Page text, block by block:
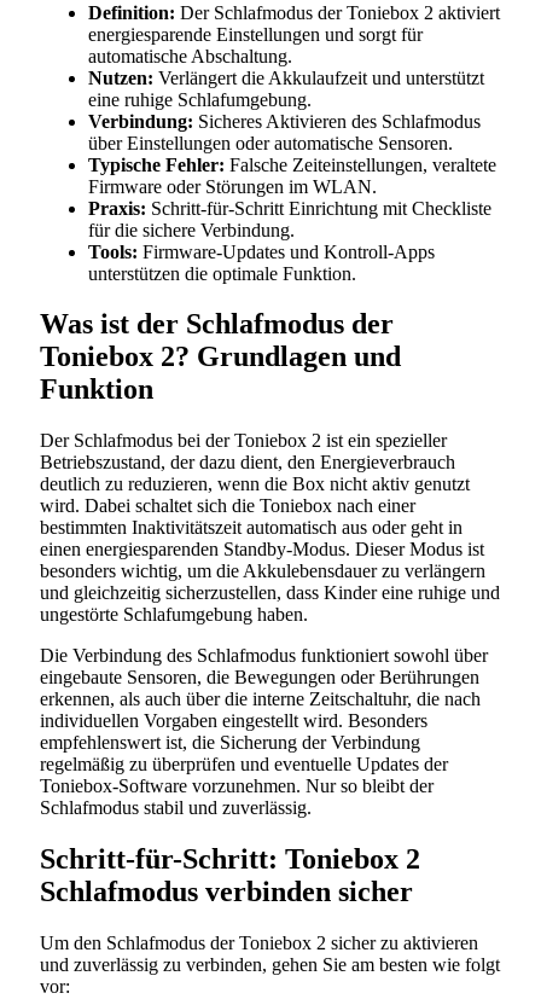
Definition: Der Schlafmodus der Toniebox 2 aktiviert
energiesparende Einstellungen und sorgt für
automatische Abschaltung.
Nutzen: Verlängert die Akkulaufzeit und unterstützt
eine ruhige Schlafumgebung.
Verbindung: Sicheres Aktivieren des Schlafmodus
über Einstellungen oder automatische Sensoren.
Typische Fehler: Falsche Zeiteinstellungen, veraltete
Firmware oder Störungen im WLAN.
Praxis: Schritt-für-Schritt Einrichtung mit Checkliste
für die sichere Verbindung.
Tools: Firmware-Updates und Kontroll-Apps
unterstützen die optimale Funktion.
Was ist der Schlafmodus der
Toniebox 2? Grundlagen und
Funktion
Der Schlafmodus bei der Toniebox 2 ist ein spezieller
Betriebszustand, der dazu dient, den Energieverbrauch
deutlich zu reduzieren, wenn die Box nicht aktiv genutzt
wird. Dabei schaltet sich die Toniebox nach einer
bestimmten Inaktivitätszeit automatisch aus oder geht in
einen energiesparenden Standby-Modus. Dieser Modus ist
besonders wichtig, um die Akkulebensdauer zu verlängern
und gleichzeitig sicherzustellen, dass Kinder eine ruhige und
ungestörte Schlafumgebung haben.
Die Verbindung des Schlafmodus funktioniert sowohl über
eingebaute Sensoren, die Bewegungen oder Berührungen
erkennen, als auch über die interne Zeitschaltuhr, die nach
individuellen Vorgaben eingestellt wird. Besonders
empfehlenswert ist, die Sicherung der Verbindung
regelmäßig zu überprüfen und eventuelle Updates der
Toniebox-Software vorzunehmen. Nur so bleibt der
Schlafmodus stabil und zuverlässig.
Schritt-für-Schritt: Toniebox 2
Schlafmodus verbinden sicher
Um den Schlafmodus der Toniebox 2 sicher zu aktivieren
und zuverlässig zu verbinden, gehen Sie am besten wie folgt
vor: